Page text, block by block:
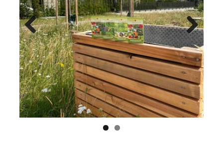
Previ
ous
Next